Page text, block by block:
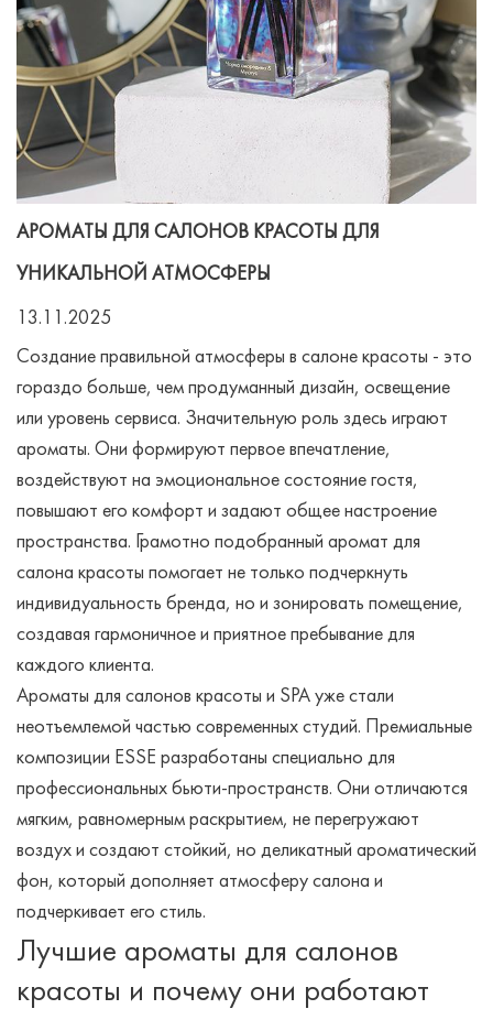
АРОМАТЫ ДЛЯ САЛОНОВ КРАСОТЫ ДЛЯ
УНИКАЛЬНОЙ АТМОСФЕРЫ
13.11.2025
Создание правильной атмосферы в салоне красоты - это
гораздо больше, чем продуманный дизайн, освещение
или уровень сервиса. Значительную роль здесь играют
ароматы. Они формируют первое впечатление,
воздействуют на эмоциональное состояние гостя,
повышают его комфорт и задают общее настроение
пространства. Грамотно подобранный аромат для
салона красоты помогает не только подчеркнуть
индивидуальность бренда, но и зонировать помещение,
создавая гармоничное и приятное пребывание для
каждого клиента.
Ароматы для салонов красоты и SPA уже стали
неотъемлемой частью современных студий. Премиальные
композиции ESSE разработаны специально для
профессиональных бьюти-пространств. Они отличаются
мягким, равномерным раскрытием, не перегружают
воздух и создают стойкий, но деликатный ароматический
фон, который дополняет атмосферу салона и
подчеркивает его стиль.
Лучшие ароматы для салонов
красоты и почему они работают